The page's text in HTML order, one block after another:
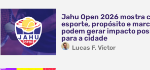
Jahu Open 2026 mostra
esporte, propósito e
podem gerar impacto
para a cidade
Lucas F. Victor